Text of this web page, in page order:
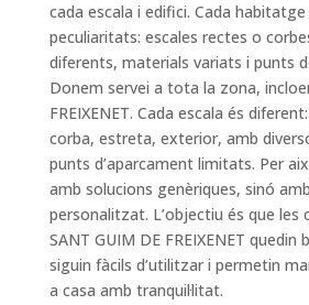
cada escala i edifici. Cada
peculiaritats: escales rectes o
diferents, materials variats i punts
Donem servei a tota la zona,
FREIXENET. Cada escala és
corba, estreta, exterior, amb
punts d’aparcament limitats. Per
amb solucions genèriques, sinó
personalitzat. L’objectiu és que les
SANT GUIM DE FREIXENET quedin
siguin fàcils d’utilitzar i permetin
a casa amb tranquil·litat.